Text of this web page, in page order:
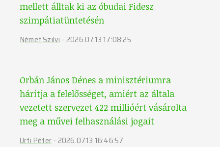
mellett álltak ki az óbudai Fidesz
szimpátiatüntetésén
Német Szilvi - 2026.07.13 17:08:25
Orbán János Dénes a minisztériumra
hárítja a felelősséget, amiért az általa
vezetett szervezet 422 millióért vásárolta
meg a művei felhasználási jogait
Urfi Péter- 2026.07.13 16:46:57